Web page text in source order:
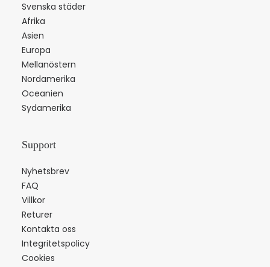
Svenska städer
Afrika
Asien
Europa
Mellanöstern
Nordamerika
Oceanien
Sydamerika
Support
Nyhetsbrev
FAQ
Villkor
Returer
Kontakta oss
Integritetspolicy
Cookies